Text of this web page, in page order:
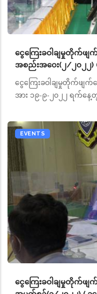
ငွေကြေးခဝါချမှုတိုက်ဖ
အစည်းအဝေး(၂/၂၀၂၂)
ငွေကြေးခဝါချမှုတိုက်ဖျ
အား ၁၉-၉-၂၀၂၂ ရက်နေ့
EVENTS
ငွေကြေးခဝါချမှုတိုက်